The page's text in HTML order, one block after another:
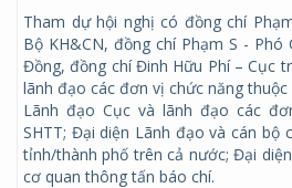
Tham dự hội nghị có đồng chí
Bộ KH&CN, đồng chí Phạm S -
Đồng, đồng chí Đinh Hữu Phí – Cục
lãnh đạo các đơn vị chức năng thuộc
Lãnh đạo Cục và lãnh đạo các
SHTT; Đại diện Lãnh đạo và cán bộ
tỉnh/thành phố trên cả nước; Đại
cơ quan thông tấn báo chí.